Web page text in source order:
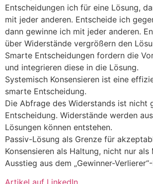
Entscheidungen ich für eine Lösung,
mit jeder anderen. Entscheide ich
dann gewinne ich mit jeder anderen.
über Widerstände vergrößern den
Smarte Entscheidungen fordern die
und integrieren diese in die Lösung.
Systemisch Konsensieren ist eine
smarte Entscheidung.
Die Abfrage des Widerstands ist nicht
Entscheidung. Widerstände werden
Lösungen können entstehen.
Passiv-Lösung als Grenze für
Konsensieren als Haltung, nicht nur als
Ausstieg aus dem „Gewinner-